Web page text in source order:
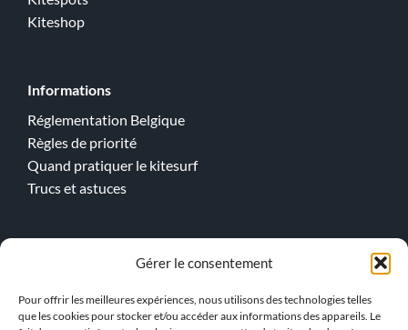
Gérer le consentement
Pour offrir les meilleures expériences, nous utilisons des technologies telles
que les cookies pour stocker et/ou accéder aux informations des appareils. Le
Kiteshop
Informations
Réglementation Belgique
Règles de priorité
Quand pratiquer le kitesurf
Trucs et astuces
Wingfoil